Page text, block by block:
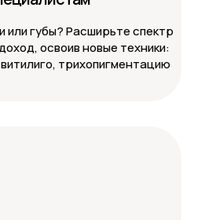
или губы? Расширьте спектр
освоив новые техники:
трихопигментацию